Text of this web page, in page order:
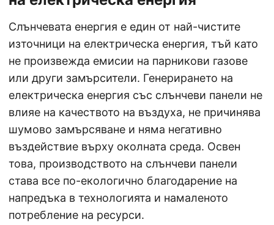
Слънчевата енергия е един от най-чистите
източници на електрическа енергия, тъй като
не произвежда емисии на парникови газове
или други замърсители. Генерирането на
електрическа енергия със слънчеви панели не
влияе на качеството на въздуха, не причинява
шумово замърсяване и няма негативно
въздействие върху околната среда. Освен
това, производството на слънчеви панели
става все по-екологично благодарение на
напредъка в технологията и намаленото
потребление на ресурси.